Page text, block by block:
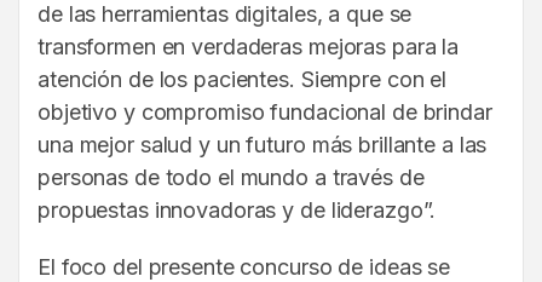
de las herramientas digitales, a que se
transformen en verdaderas mejoras para la
atención de los pacientes. Siempre con el
objetivo y compromiso fundacional de brindar
una mejor salud y un futuro más brillante a las
personas de todo el mundo a través de
propuestas innovadoras y de liderazgo”.
El foco del presente concurso de ideas se